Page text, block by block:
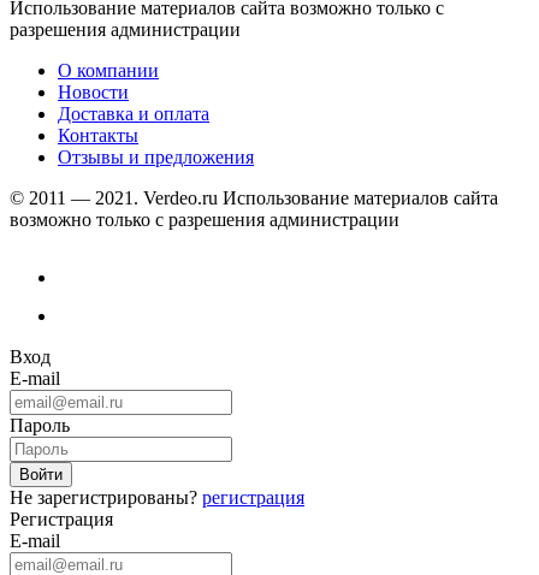
Использование материалов сайта возможно только с
разрешения администрации
О компании
Новости
Доставка и оплата
Контакты
Отзывы и предложения
© 2011 — 2021. Verdeo.ru Использование материалов сайта
возможно только с разрешения администрации
Вход
E-mail
Пароль
Не зарегистрированы? регистрация
Регистрация
E-mail